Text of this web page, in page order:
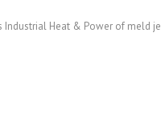
Heat & Power of meld